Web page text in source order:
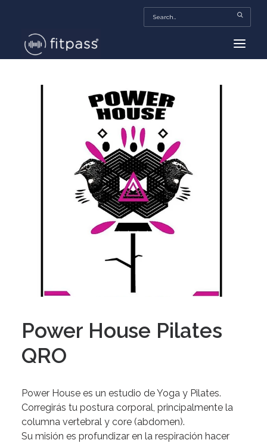
HOME
Power House Pilates
QRO
Power House es un estudio deYoga y Pilates.
Corregirás tu postura corporal, principalmente la
columna vertebral y core (abdomen).
Su misión es profundizar en la respiración hacer